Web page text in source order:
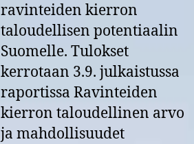
ravinteiden kierron
taloudellisen potentiaalin
Suomelle. Tulokset
kerrotaan 3.9. julkaistussa
raportissa Ravinteiden
kierron taloudellinen arvo
ja mahdollisuudet